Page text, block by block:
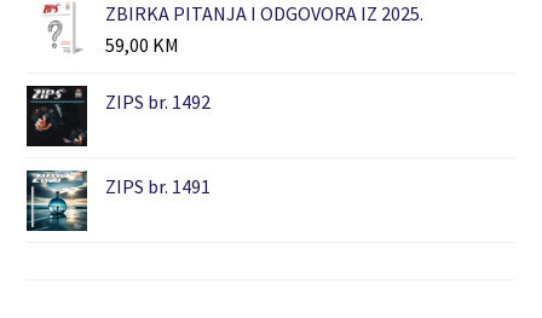
ZBIRKA PITANJA I ODGOVORA IZ 2025.
59,00 KM
ZIPS br. 1492
ZIPS br. 1491